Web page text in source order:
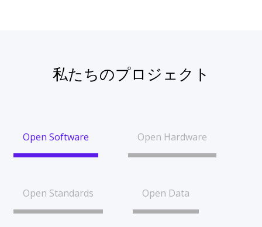
私たちのプロジェクト
Open Software Open Hardware
Open Standards Open Data